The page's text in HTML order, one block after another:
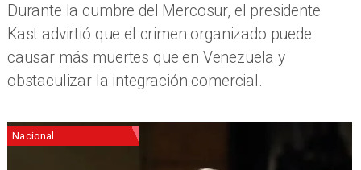
Durante la cumbre del Mercosur, el presidente
Kast advirtió que el crimen organizado puede
causar más muertes que en Venezuela y
obstaculizar la integración comercial.
Nacional